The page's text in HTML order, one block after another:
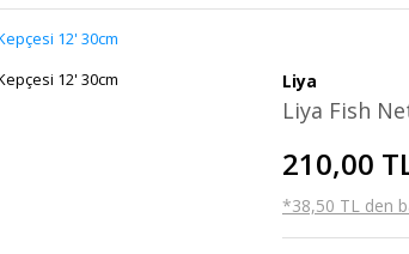
12' 30cm
Liya
Liya Fish
210,00
*38,50 TL den